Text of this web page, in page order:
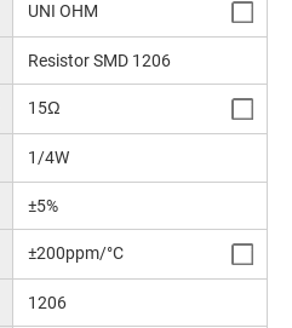
UNI OHM
Resistor SMD 1206
15Ω
1/4W
±5%
±200ppm/°C
1206